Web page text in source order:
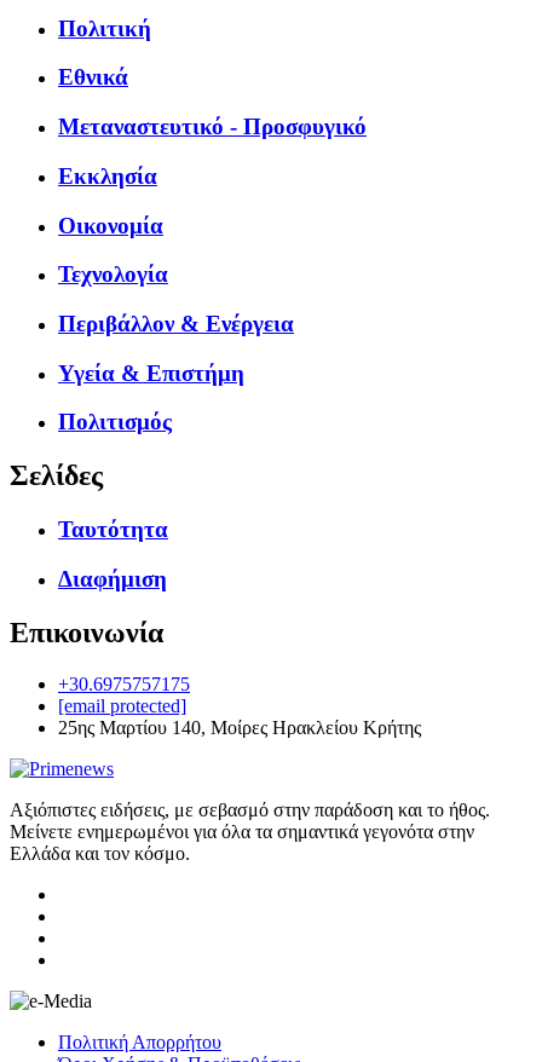
Πολιτική
Εθνικά
Μεταναστευτικό - Προσφυγικό
Εκκλησία
Οικονομία
Τεχνολογία
Περιβάλλον & Ενέργεια
Υγεία & Επιστήμη
Πολιτισμός
Σελίδες
Ταυτότητα
Διαφήμιση
Επικοινωνία
+30.6975757175
[email protected]
25ης Μαρτίου 140, Μοίρες Ηρακλείου Κρήτης
Αξιόπιστες ειδήσεις, με σεβασμό στην παράδοση και το ήθος.
Μείνετε ενημερωμένοι για όλα τα σημαντικά γεγονότα στην
Ελλάδα και τον κόσμο.
Πολιτική Απορρήτου